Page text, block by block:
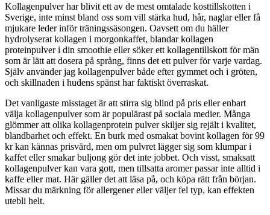
Kollagenpulver har blivit ett av de mest omtalade kosttillskotten i
Sverige, inte minst bland oss som vill stärka hud, hår, naglar eller få
mjukare leder inför träningssäsongen. Oavsett om du häller
hydrolyserat kollagen i morgonkaffet, blandar kollagen
proteinpulver i din smoothie eller söker ett kollagentillskott för män
som är lätt att dosera på språng, finns det ett pulver för varje vardag.
Själv använder jag kollagenpulver både efter gymmet och i gröten,
och skillnaden i hudens spänst har faktiskt överraskat.
Det vanligaste misstaget är att stirra sig blind på pris eller enbart
välja kollagenpulver som är populärast på sociala medier. Många
glömmer att olika kollagenprotein pulver skiljer sig rejält i kvalitet,
blandbarhet och effekt. En burk med osmakat bovint kollagen för 99
kr kan kännas prisvärd, men om pulvret lägger sig som klumpar i
kaffet eller smakar buljong gör det inte jobbet. Och visst, smaksatt
kollagenpulver kan vara gott, men tillsatta aromer passar inte alltid i
kaffe eller mat. Här gäller det att läsa på, och köpa rätt från början.
Missar du märkning för allergener eller väljer fel typ, kan effekten
utebli helt.